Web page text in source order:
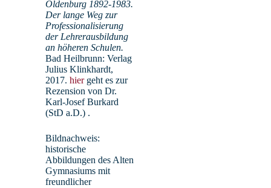
Calame, Dr. Andrea -StR´
Chemie, Mathematik
Oldenburg 1892-1983.
Der lange Weg zur
Professionalisierung
der Lehrerausbildung
an höheren Schulen.
Bad Heilbrunn: Verlag
Julius Klinkhardt,
2017. hiergeht es zur
Rezension von Dr.
Karl-Josef Burkard
(StD a.D.) .
Bildnachweis:
historische
Abbildungen des Alten
Gymnasiums mit
freundlicher